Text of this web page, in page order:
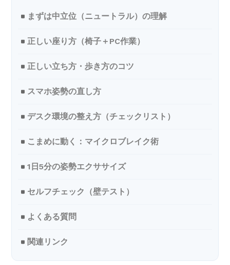
まずは中立位（ニュートラル）の理解
正しい座り方（椅子＋PC作業）
正しい立ち方・歩き方のコツ
スマホ姿勢の直し方
デスク環境の整え方（チェックリスト）
こまめに動く：マイクロブレイク術
1日5分の姿勢エクササイズ
セルフチェック（壁テスト）
よくある質問
関連リンク